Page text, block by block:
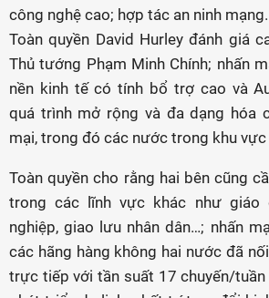
công nghệ cao; hợp tác an ninh mạng.
Toàn quyền David Hurley đánh giá
Thủ tướng Phạm Minh Chính; nhấn
nền kinh tế có tính bổ trợ cao và
quá trình mở rộng và đa dạng hóa
mại, trong đó các nước trong khu vực
Toàn quyền cho rằng hai bên cũng
trong các lĩnh vực khác như giáo
nghiệp, giao lưu nhân dân…; nhấn
các hãng hàng không hai nước đã
trực tiếp với tần suất 17 chuyến/